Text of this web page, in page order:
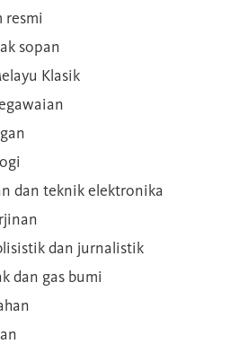
resmi
sopan
Klasik
dan teknik elektronika
dan jurnalistik
dan gas bumi